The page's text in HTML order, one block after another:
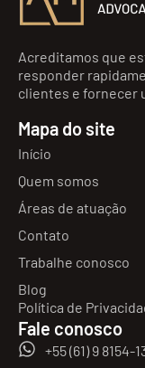
Acreditamos que
responder
clientes e fornecer
Mapa do site
Início
Quem somos
Áreas de atuação
Contato
Trabalhe conosco
Blog
Política de
Fale conosco
+55 (61) 9 8154-